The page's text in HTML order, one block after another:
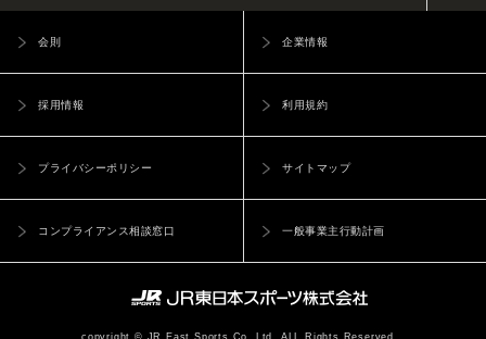
会則 企業情報
採用情報 利用規約
プライバシーポリシー サイトマップ
コンプライアンス相談窓口 一般事業主行動計画